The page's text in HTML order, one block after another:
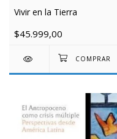
Vivir en la Tierra
$45.999,00